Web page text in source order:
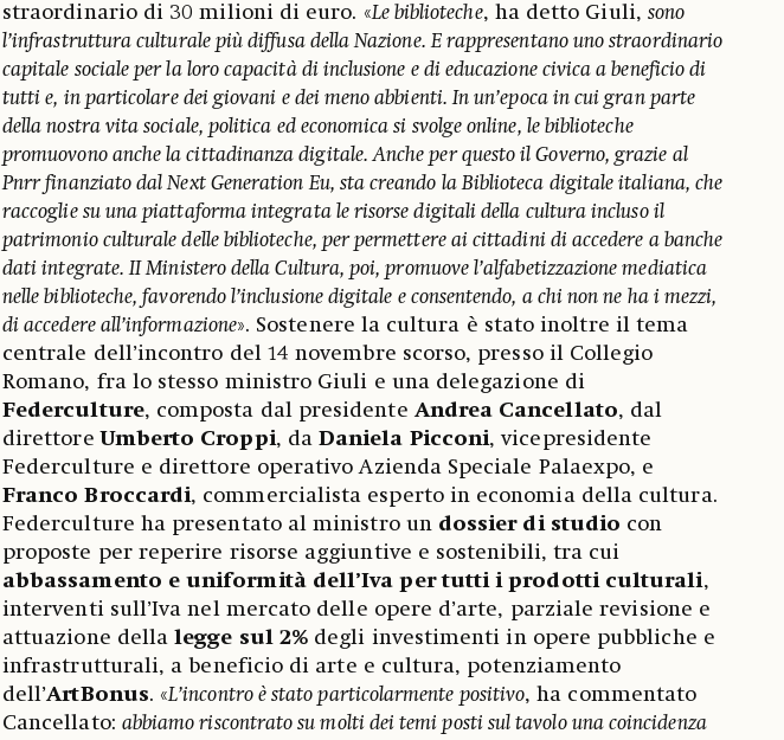
straordinario di 30 milioni di euro. «Le biblioteche, ha detto Giuli, sono
l’infrastruttura culturale più diffusa della Nazione. E rappresentano uno straordinario
capitale sociale per la loro capacità di inclusione e di educazione civica a beneficio di
tutti e, in particolare dei giovani e dei meno abbienti. In un’epoca in cui gran parte
della nostra vita sociale, politica ed economica si svolge online, le biblioteche
promuovono anche la cittadinanza digitale. Anche per questo il Governo, grazie al
Pnrr finanziato dal Next Generation Eu, sta creando la Biblioteca digitale italiana, che
raccoglie su una piattaforma integrata le risorse digitali della cultura incluso il
patrimonio culturale delle biblioteche, per permettere ai cittadini di accedere a banche
dati integrate. II Ministero della Cultura, poi, promuove l’alfabetizzazione mediatica
nelle biblioteche, favorendo l’inclusione digitale e consentendo, a chi non ne ha i mezzi,
di accedere all’informazione». Sostenere la cultura è stato inoltre il tema
centrale dell’incontro del 14 novembre scorso, presso il Collegio
Romano, fra lo stesso ministro Giuli e una delegazione di
Federculture, composta dal presidente Andrea Cancellato, dal
direttoreUmberto Croppi, daDaniela Picconi, vicepresidente
Federculture e direttore operativo Azienda Speciale Palaexpo, e
Franco Broccardi, commercialista esperto in economia della cultura.
Federculture ha presentato al ministro un dossier di studio con
proposte per reperire risorse aggiuntive e sostenibili, tra cui
abbassamento e uniformità dell’Iva per tutti i prodotti culturali,
interventi sull’Iva nel mercato delle opere d’arte, parziale revisione e
attuazione dellalegge sul 2% degli investimenti in opere pubbliche e
infrastrutturali, a beneficio di arte e cultura, potenziamento
dell’ArtBonus. «L’incontro è stato particolarmente positivo, ha commentato
Cancellato: abbiamo riscontrato su molti dei temi posti sul tavolo una coincidenza